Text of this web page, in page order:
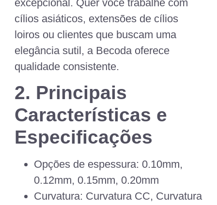
excepcional. Quer você trabalhe com
cílios asiáticos, extensões de cílios
loiros ou clientes que buscam uma
elegância sutil, a Becoda oferece
qualidade consistente.
2. Principais
Características e
Especificações
Opções de espessura: 0.10mm,
0.12mm, 0.15mm, 0.20mm
Curvatura: Curvatura CC, Curvatura